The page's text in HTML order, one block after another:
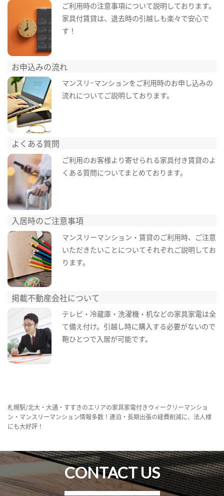
ご利用時の注意事項について説明しております。
家具付賃貸は、退去時の引越しも楽々で安心で
す！
お申込みの流れ
マンスリ−マンションをご利用時のお申し込みの
流れについてご説明しております。
よくある質問
ご利用のお客様より寄せられる家具付き賃貸のよ
くある質問についてまとめております。
入居時のご注意事項
マンスリーマンション・賃貸のご利用時、ご注意
いただきたいことについてそれぞれご説明してお
ります。
掲載不動産会社について
テレビ・冷蔵庫・洗濯機・机などの家具家電は全
て備え付け。引越し時に購入する必要がないので
鞄ひとつで入居が可能です。
札幌駅/北大・大通・すすきのエリアの家具家電付きウィークリーマンショ
ン・マンスリーマンション情報多数！連泊・長期出張の経費削減に、法人様
にも大好評！
CONTACT US